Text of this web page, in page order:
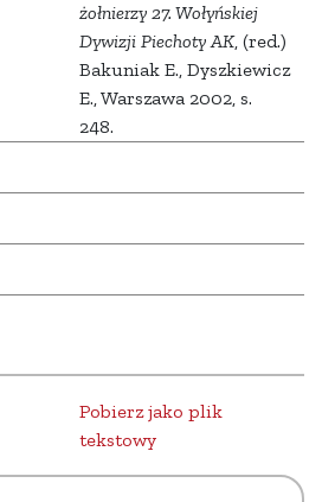
żołnierzy 27. Wołyńskiej
Dywizji Piechoty AK, (red.)
Bakuniak E., Dyszkiewicz
E., Warszawa 2002, s.
248.
Pobierz jako plik
tekstowy